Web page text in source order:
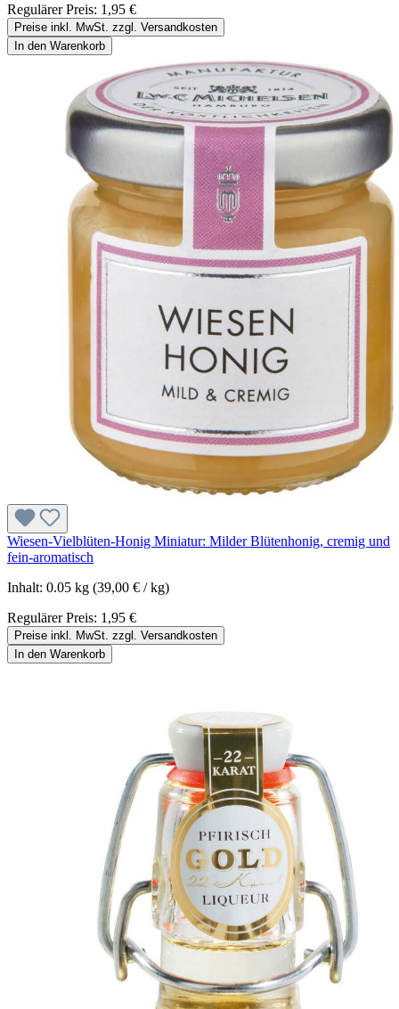
Regulärer Preis: 1,95 €
Preise inkl. MwSt. zzgl. Versandkosten
In den Warenkorb
Wiesen-Vielblüten-Honig Miniatur: Milder Blütenhonig, cremig und
fein-aromatisch
Inhalt: 0.05 kg (39,00 € / kg)
Regulärer Preis: 1,95 €
Preise inkl. MwSt. zzgl. Versandkosten
In den Warenkorb